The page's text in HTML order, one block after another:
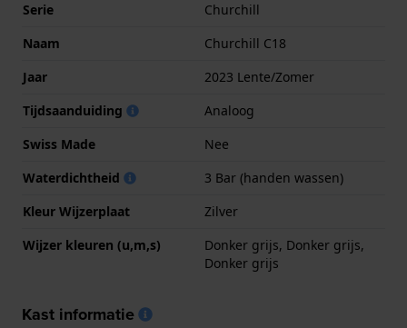
Serie
Churchill
Naam
Churchill C18
Jaar
2023 Lente/Zomer
Tijdsaanduiding
Analoog
Swiss Made
Nee
Waterdichtheid
3 Bar (handen wassen)
Kleur Wijzerplaat
Zilver
Wijzer kleuren (u,m,s)
Donker grijs, Donker grijs,
Donker grijs
Kast informatie